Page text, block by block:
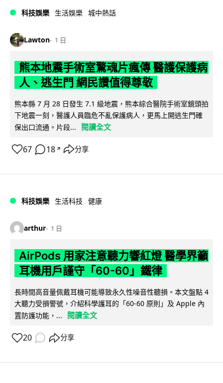
科技娛樂 生活娛樂 城中熱話
Lawton 1 日
熊本地震手術室驚魂片瘋傳 醫護保護病
人、逃生門 網民讚值得尊敬
熊本縣 7 月 28 日發生 7.1 級地震，熊本綜合醫院手術室鏡頭拍
下地震一刻，醫護人員臨危不亂保護病人，更馬上開逃生門確
保出口流通。片段...
閱讀全文
67 18 ↗ 分享
科技娛樂 生活科技 健康
arthur 1 日
AirPods 用家注意聽力響紅燈 醫學界籲
耳機用戶謹守「60-60」鐵律
長時間高音量佩戴耳機可能導致永久性噪音性聽損。本文盤點 4
大聽力受損警號，介紹科學護耳的「60-60 原則」及 Apple 內
置防護功能，...
閱讀全文
20 分享